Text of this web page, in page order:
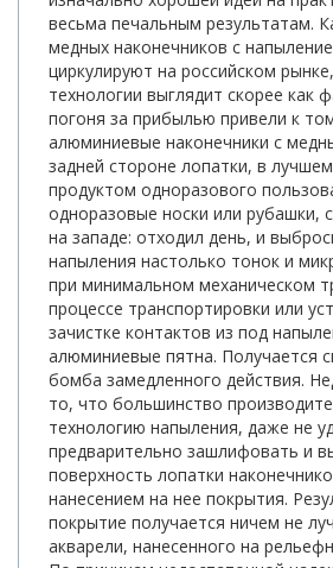
весьма печальным результатам.
медных наконечников с
циркулируют на российском
технологии выглядит скорее как
погоня за прибылью привели к
алюминиевые наконечники с
задней стороне лопатки, в
продуктом одноразового
одноразовые носки или рубашки,
на западе: отходил день, и
напыления настолько тонок и
при минимальном механическом
процессе транспортировки или
зачистке контактов из под
алюминиевые пятна. Получается
бомба замедленного действия.
то, что большинство
технологию напыления, даже не
предварительно зашлифовать и
поверхность лопатки
нанесением на нее покрытия.
покрытие получается ничем не
акварели, нанесенного на